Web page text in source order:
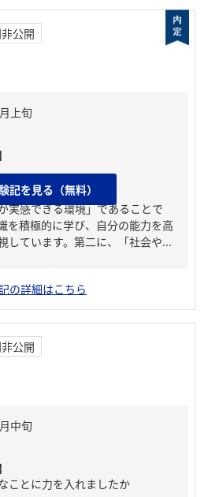
公開
実感できる環境」であることで
を積極的に学び、自分の能力を高
しています。第二に、「社会や...
記を見る（無料）
の詳細はこちら
公開
ことに力を入れましたか